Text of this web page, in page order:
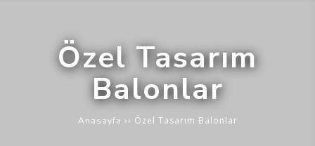
Özel Tasarım
Balonlar
Anasayfa ›› Özel Tasarım Balonlar